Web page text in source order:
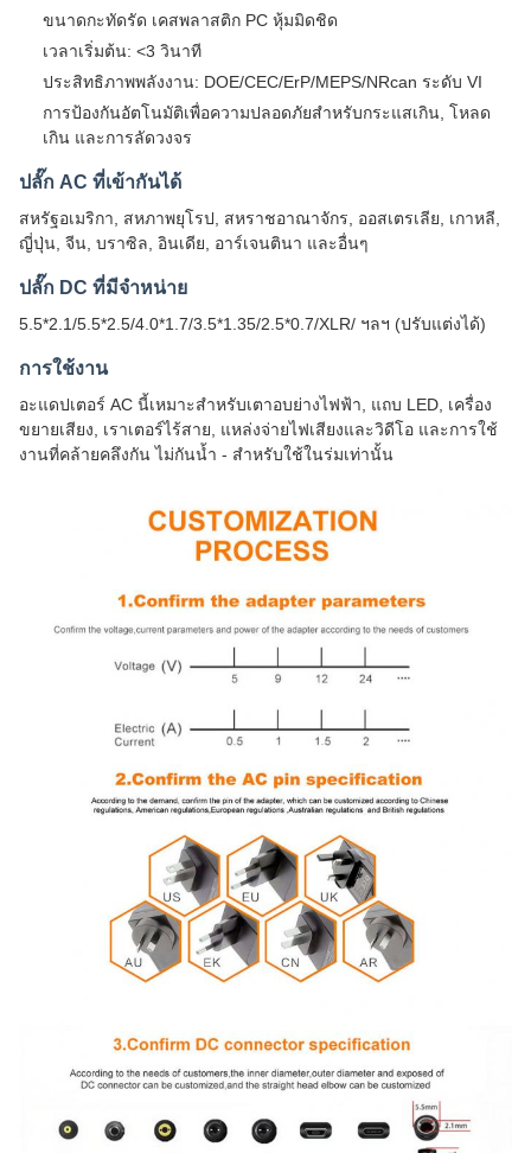
ขนาดกะทัดรัด เคสพลาสติก PC หุ้มมิดชิด
เวลาเริ่มต้น: <3 วินาที
ประสิทธิภาพพลังงาน: DOE/CEC/ErP/MEPS/NRcan ระดับ VI
การป้องกันอัตโนมัติเพื่อความปลอดภัยสำหรับกระแสเกิน, โหลด
เกิน และการลัดวงจร
ปลั๊ก AC ที่เข้ากันได้
สหรัฐอเมริกา, สหภาพยุโรป, สหราชอาณาจักร, ออสเตรเลีย, เกาหลี,
ญี่ปุ่น, จีน, บราซิล, อินเดีย, อาร์เจนตินา และอื่นๆ
ปลั๊ก DC ที่มีจำหน่าย
5.5*2.1/5.5*2.5/4.0*1.7/3.5*1.35/2.5*0.7/XLR/ ฯลฯ (ปรับแต่งได้)
การใช้งาน
อะแดปเตอร์ AC นี้เหมาะสำหรับเตาอบย่างไฟฟ้า, แถบ LED, เครื่อง
ขยายเสียง, เราเตอร์ไร้สาย, แหล่งจ่ายไฟเสียงและวิดีโอ และการใช้
งานที่คล้ายคลึงกัน ไม่กันน้ำ - สำหรับใช้ในร่มเท่านั้น